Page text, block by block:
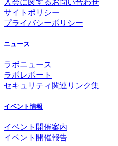
入会に関するお問い合わせ
サイトポリシー
プライバシーポリシー
ニュース
ラボニュース
ラボレポート
セキュリティ関連リンク集
イベント情報
イベント開催案内
イベント開催報告